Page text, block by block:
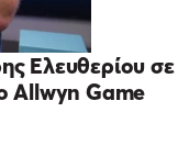
Ελευθερίου σε
Allwyn Game